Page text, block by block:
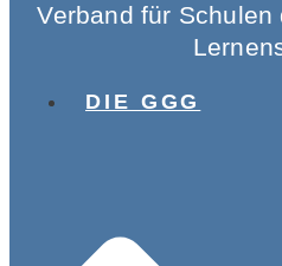
Verband für
DIE GGG